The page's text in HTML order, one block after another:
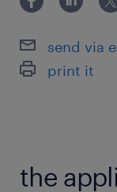
か
給与締切日：
始休暇、夏季
send via
print it
the